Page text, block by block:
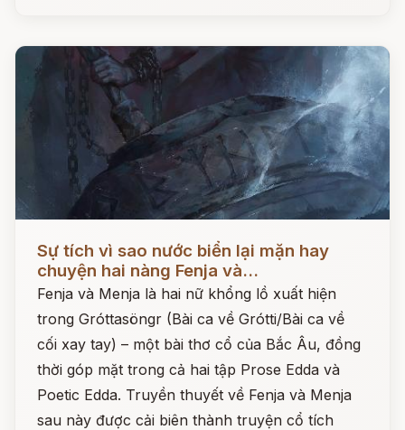
Sự tích vì sao nước biển lại mặn hay
chuyện hai nàng Fenja và...
Fenja và Menja là hai nữ khổng lồ xuất hiện
trong Gróttasöngr (Bài ca về Grótti/Bài ca về
cối xay tay) – một bài thơ cổ của Bắc Âu, đồng
thời góp mặt trong cả hai tập Prose Edda và
Poetic Edda. Truyền thuyết về Fenja và Menja
sau này được cải biên thành truyện cổ tích